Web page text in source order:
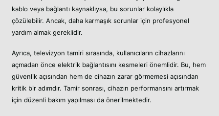
kablo veya bağlantı kaynaklıysa, bu sorunlar kolaylıkla
çözülebilir. Ancak, daha karmaşık sorunlar için profesyonel
yardım almak gereklidir.
Ayrıca, televizyon tamiri sırasında, kullanıcıların cihazlarını
açmadan önce elektrik bağlantısını kesmeleri önemlidir. Bu, hem
güvenlik açısından hem de cihazın zarar görmemesi açısından
kritik bir adımdır. Tamir sonrası, cihazın performansını artırmak
için düzenli bakım yapılması da önerilmektedir.